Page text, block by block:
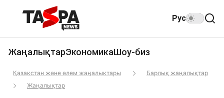
Рус
ЖаңалықтарЭкономикаШоу-биз
Қазақстан және әлем жаңалықтары
Барлық жаңалықтар
Жаңалықтар